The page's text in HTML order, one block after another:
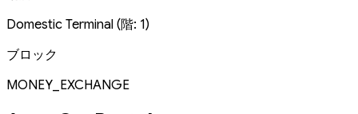
Domestic Terminal (階: 1)
ブロック
MONEY_EXCHANGE